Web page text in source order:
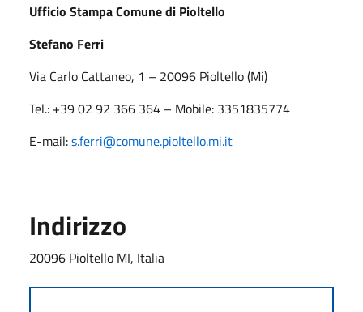
Ufficio Stampa Comune di Pioltello
Stefano Ferri
Via Carlo Cattaneo, 1 – 20096 Pioltello (Mi)
Tel.: +39 02 92 366 364 – Mobile: 3351835774
E-mail:s.ferri@comune.pioltello.mi.it
Indirizzo
20096 Pioltello MI, Italia